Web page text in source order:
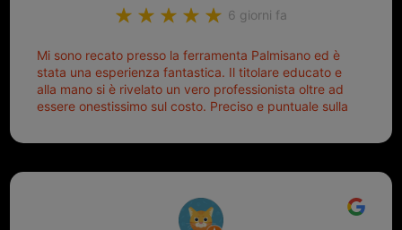
6 giorni fa
Mi sono recato presso la ferramenta Palmisano ed è
stata una esperienza fantastica. Il titolare educato e
alla mano si è rivelato un vero professionista oltre ad
essere onestissimo sul costo. Preciso e puntuale sulla